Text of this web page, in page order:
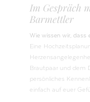
Im Gespräch
Barmettler
Wie wissen wir, dass
Eine
Brautpaar und dem
persönliches
einfach auf euer